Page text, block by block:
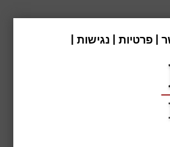
פרטיות נגישות